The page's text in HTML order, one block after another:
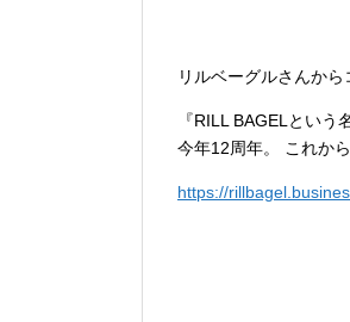
リルベーグルさんから
『RILL BAGELとい
今年12周年。 これか
https://